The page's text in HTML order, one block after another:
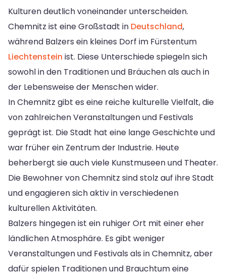
Kulturen deutlich voneinander unterscheiden.
Chemnitz ist eine Großstadt in Deutschland,
während Balzers ein kleines Dorf im Fürstentum
Liechtenstein ist. Diese Unterschiede spiegeln sich
sowohl in den Traditionen und Bräuchen als auch in
der Lebensweise der Menschen wider.
In Chemnitz gibt es eine reiche kulturelle Vielfalt, die
von zahlreichen Veranstaltungen und Festivals
geprägt ist. Die Stadt hat eine lange Geschichte und
war früher ein Zentrum der Industrie. Heute
beherbergt sie auch viele Kunstmuseen und Theater.
Die Bewohner von Chemnitz sind stolz auf ihre Stadt
und engagieren sich aktiv in verschiedenen
kulturellen Aktivitäten.
Balzers hingegen ist ein ruhiger Ort mit einer eher
ländlichen Atmosphäre. Es gibt weniger
Veranstaltungen und Festivals als in Chemnitz, aber
dafür spielen Traditionen und Brauchtum eine